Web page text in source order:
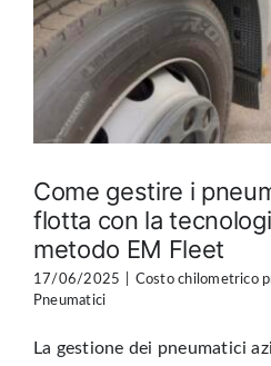
Come gestire i
flotta con la
metodo EM Fleet
17/06/2025 Costo chilometrico
Pneumatici
La gestione dei pneumatici